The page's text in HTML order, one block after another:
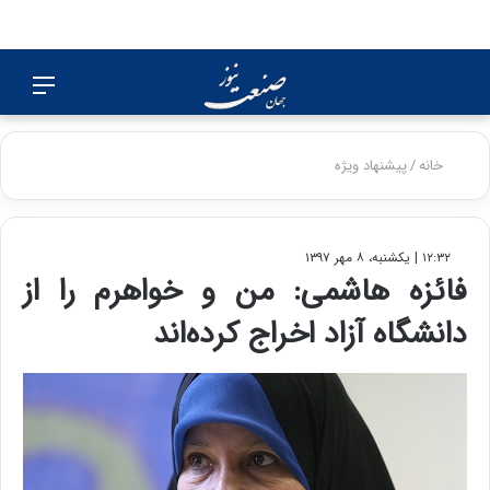
برای
خانه/پیشنهاد ویژه
۱۲:۳۲ | یکشنبه، ۸ مهر ۱۳۹۷
فائزه هاشمی: من و خواهرم را از
دانشگاه آزاد اخراج کرده‌اند